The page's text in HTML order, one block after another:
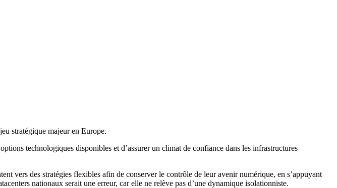
stratégique majeur en Europe.
technologiques disponibles et d’assurer un climat de confiance dans les infrastructures
vers des stratégies flexibles afin de conserver le contrôle de leur avenir numérique, en s’appuyant
nationaux serait une erreur, car elle ne relève pas d’une dynamique isolationniste.